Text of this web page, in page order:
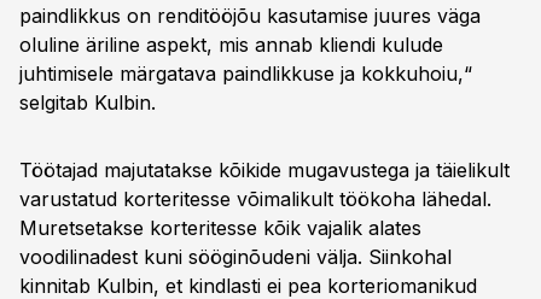
paindlikkus on renditööjõu kasutamise juures väga
oluline äriline aspekt, mis annab kliendi kulude
juhtimisele märgatava paindlikkuse ja kokkuhoiu,“
selgitab Kulbin.
Töötajad majutatakse kõikide mugavustega ja täielikult
varustatud korteritesse võimalikult töökoha lähedal.
Muretsetakse korteritesse kõik vajalik alates
voodilinadest kuni sööginõudeni välja. Siinkohal
kinnitab Kulbin, et kindlasti ei pea korteriomanikud